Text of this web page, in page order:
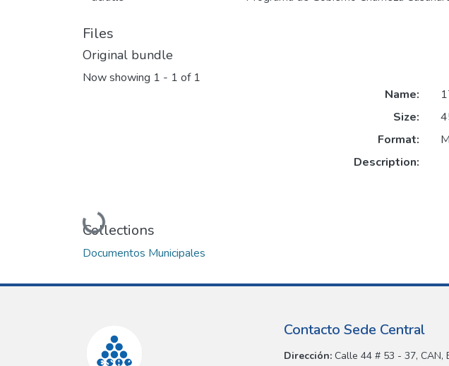
Files
Original bundle
Now showing 1 - 1 of 1
Loading...
Name:
Size:
Format:
Description:
Collections
Documentos Municipales
Contacto Sede Central
Dirección: Calle 44 # 53 - 37, CAN,